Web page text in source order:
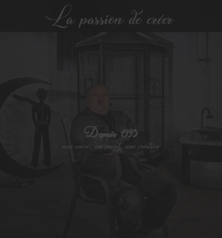
Depuis 1993
une envie, un projet, une création